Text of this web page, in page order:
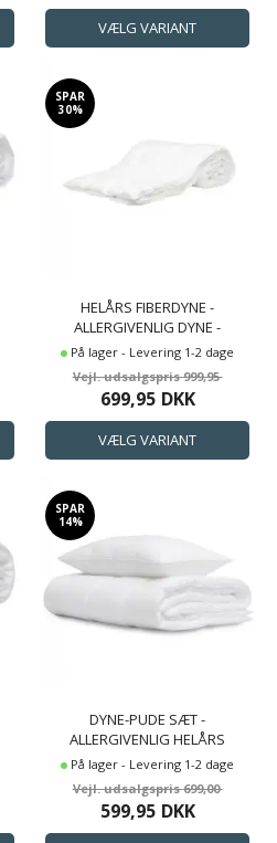
SPAR
30%
HELÅRS FIBERDYNE -
ALLERGIVENLIG DYNE -
COMFORT - HØIE OF
SCANDINAVIA
På lager - Levering 1-2 dage
999,95
699,95 DKK
SPAR
14%
DYNE-PUDE SÆT -
ALLERGIVENLIG HELÅRS
FIBERDYNE OG PUDE -
KOMPLETT FRA HØIE OF
SCANDINAVIA
På lager - Levering 1-2 dage
699,00
599,95 DKK